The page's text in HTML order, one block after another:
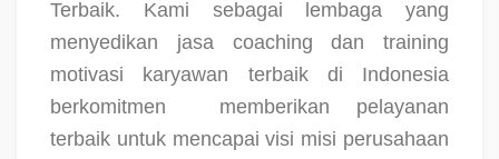
Terbaik. Kami sebagai lembaga yang
menyedikan jasa coaching dan training
motivasi karyawan terbaik di Indonesia
berkomitmen
memberikan pelayanan
terbaik untuk mencapai visi misi perusahaan